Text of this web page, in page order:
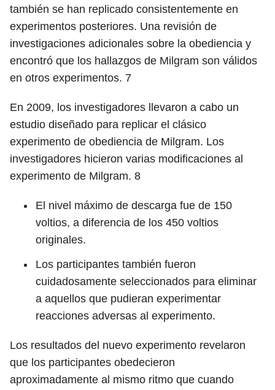
también se han replicado consistentemente en
experimentos posteriores. Una revisión de
investigaciones adicionales sobre la obediencia y
encontró que los hallazgos de Milgram son válidos
en otros experimentos. 7
En 2009, los investigadores llevaron a cabo un
estudio diseñado para replicar el clásico
experimento de obediencia de Milgram. Los
investigadores hicieron varias modificaciones al
experimento de Milgram. 8
El nivel máximo de descarga fue de 150
voltios, a diferencia de los 450 voltios
originales.
Los participantes también fueron
cuidadosamente seleccionados para eliminar
a aquellos que pudieran experimentar
reacciones adversas al experimento.
Los resultados del nuevo experimento revelaron
que los participantes obedecieron
aproximadamente al mismo ritmo que cuando